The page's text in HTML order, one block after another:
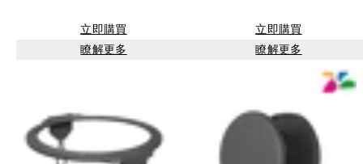
立即購買
瞭解更多
立即購買
瞭解更多